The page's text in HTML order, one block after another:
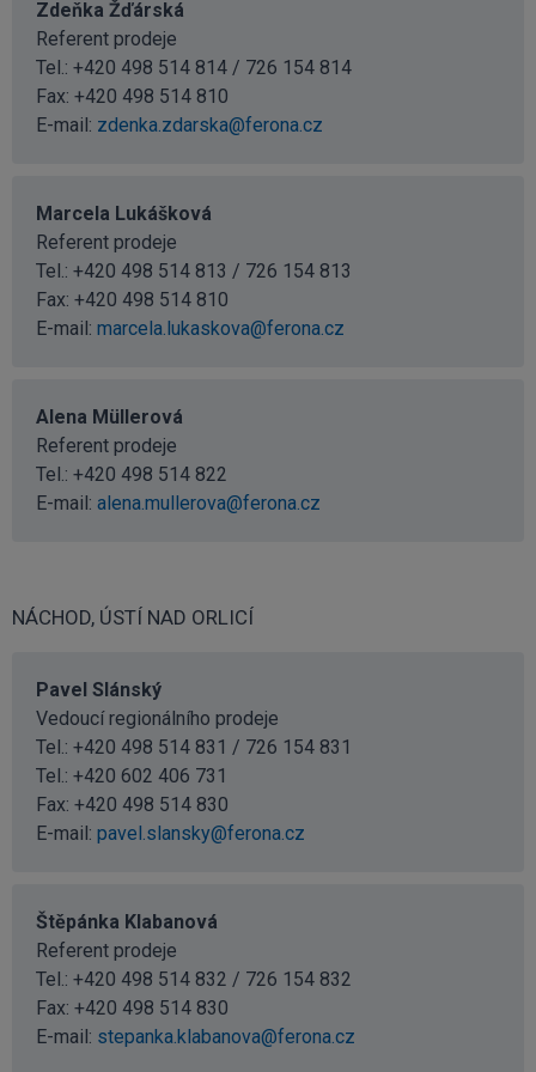
Zdeňka Žďárská
Referent prodeje
Tel.: +420 498 514 814 / 726 154 814
Fax: +420 498 514 810
E-mail: zdenka.zdarska@ferona.cz
Marcela Lukášková
Referent prodeje
Tel.: +420 498 514 813 / 726 154 813
Fax: +420 498 514 810
E-mail: marcela.lukaskova@ferona.cz
Alena Müllerová
Referent prodeje
Tel.: +420 498 514 822
E-mail: alena.mullerova@ferona.cz
NÁCHOD, ÚSTÍ NAD ORLICÍ
Pavel Slánský
Vedoucí regionálního prodeje
Tel.: +420 498 514 831 / 726 154 831
Tel.: +420 602 406 731
Fax: +420 498 514 830
E-mail: pavel.slansky@ferona.cz
Štěpánka Klabanová
Referent prodeje
Tel.: +420 498 514 832 / 726 154 832
Fax: +420 498 514 830
E-mail: stepanka.klabanova@ferona.cz